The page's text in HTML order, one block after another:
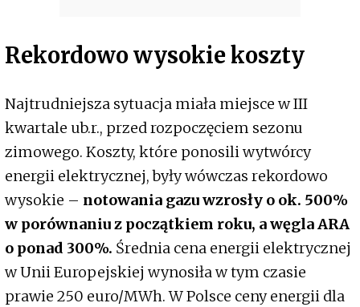
Rekordowo wysokie koszty
Najtrudniejsza sytuacja miała miejsce w III
kwartale ub.r., przed rozpoczęciem sezonu
zimowego. Koszty, które ponosili wytwórcy
energii elektrycznej, były wówczas rekordowo
wysokie – notowania gazu wzrosły o ok. 500%
w porównaniu z początkiem roku, a węgla ARA
o ponad 300%. Średnia cena energii elektrycznej
w Unii Europejskiej wynosiła w tym czasie
prawie 250 euro/MWh. W Polsce ceny energii dla